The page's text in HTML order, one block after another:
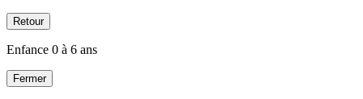
Retour
Enfance 0 à 6 ans
Fermer